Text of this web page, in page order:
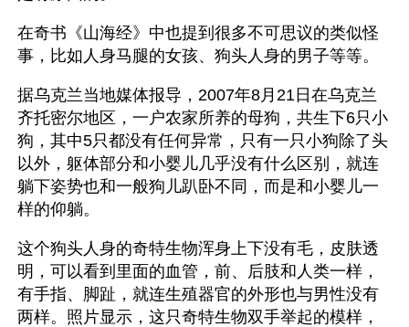
在奇书《山海经》中也提到很多不可思议的类似怪
事，比如人身马腿的女孩、狗头人身的男子等等。
据乌克兰当地媒体报导，2007年8月21日在乌克兰
齐托密尔地区，一户农家所养的母狗，共生下6只小
狗，其中5只都没有任何异常，只有一只小狗除了头
以外，躯体部分和小婴儿几乎没有什么区别，就连
躺下姿势也和一般狗儿趴卧不同，而是和小婴儿一
样的仰躺。
这个狗头人身的奇特生物浑身上下没有毛，皮肤透
明，可以看到里面的血管，前、后肢和人类一样，
有手指、脚趾，就连生殖器官的外形也与男性没有
两样。照片显示，这只奇特生物双手举起的模样，